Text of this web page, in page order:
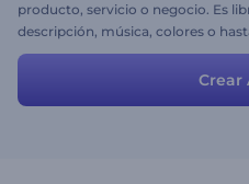
producto, servicio o negocio. Es
descripción, música, colores o
ajustarlas a sus necesidades e
Crear